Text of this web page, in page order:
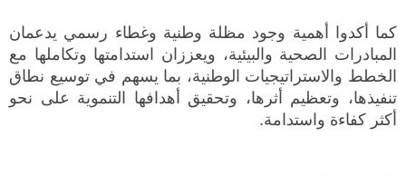
كما أكدوا أهمية وجود مظلة وطنية وغطاء رسمي يدعمان
المبادرات الصحية والبيئية، ويعززان استدامتها وتكاملها مع
الخطط والاستراتيجيات الوطنية، بما يسهم في توسيع نطاق
تنفيذها، وتعظيم أثرها، وتحقيق أهدافها التنموية على نحو
أكثر كفاءة واستدامة.